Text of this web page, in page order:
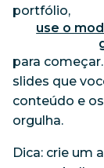
portfólio,
use o
para
slides que
conteúdo e
orgulha.
Dica: crie um